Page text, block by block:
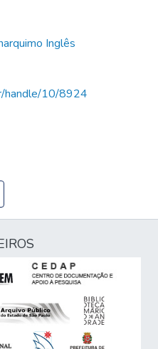
Inglês
handle/10/8924